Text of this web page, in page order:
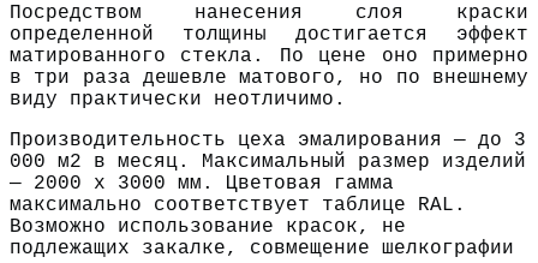
Посредством нанесения слоя краски
определенной толщины достигается эффект
матированного стекла. По цене оно примерно
в три раза дешевле матового, но по внешнему
виду практически неотличимо.
Производительность цеха эмалирования — до 3
000 м2 в месяц. Максимальный размер изделий
— 2000 х 3000 мм. Цветовая гамма
максимально соответствует таблице RAL.
Возможно использование красок, не
подлежащих закалке, совмещение шелкографии